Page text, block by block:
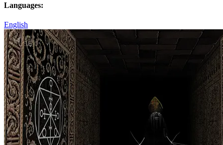
Languages:
English